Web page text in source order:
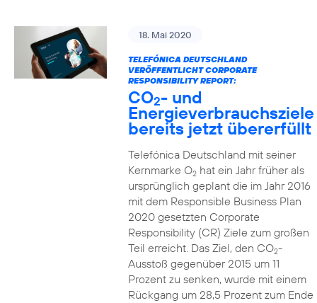
18. Mai 2020
TELEFÓNICA DEUTSCHLAND
VERÖFFENTLICHT CORPORATE
RESPONSIBILITY REPORT:
CO2- und
Energieverbrauchsziele
bereits jetzt übererfüllt
Telefónica Deutschland mit seiner
Kernmarke O2hat ein Jahr früher als
ursprünglich geplant die im Jahr 2016
mit dem Responsible Business Plan
2020 gesetzten Corporate
Responsibility (CR) Ziele zum großen
Teil erreicht. Das Ziel, den CO2-
Ausstoß gegenüber 2015 um 11
Prozent zu senken, wurde mit einem
Rückgang um 28,5 Prozent zum Ende